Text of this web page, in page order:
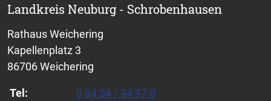
Landkreis Neuburg - Schrobenhausen
Rathaus Weichering
Kapellenplatz 3
86706 Weichering
Tel:
0 84 54 / 94 97 0